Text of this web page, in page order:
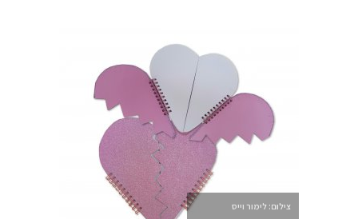
צילום: לימור וייס